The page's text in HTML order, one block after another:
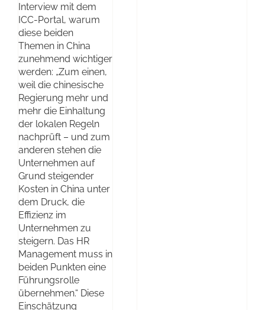
Interview mit dem
ICC-Portal, warum
diese beiden
Themen in China
zunehmend wichtiger
werden: „Zum einen,
weil die chinesische
Regierung mehr und
mehr die Einhaltung
der lokalen Regeln
nachprüft – und zum
anderen stehen die
Unternehmen auf
Grund steigender
Kosten in China unter
dem Druck, die
Effizienz im
Unternehmen zu
steigern. Das HR
Management muss in
beiden Punkten eine
Führungsrolle
übernehmen.“ Diese
Einschätzung